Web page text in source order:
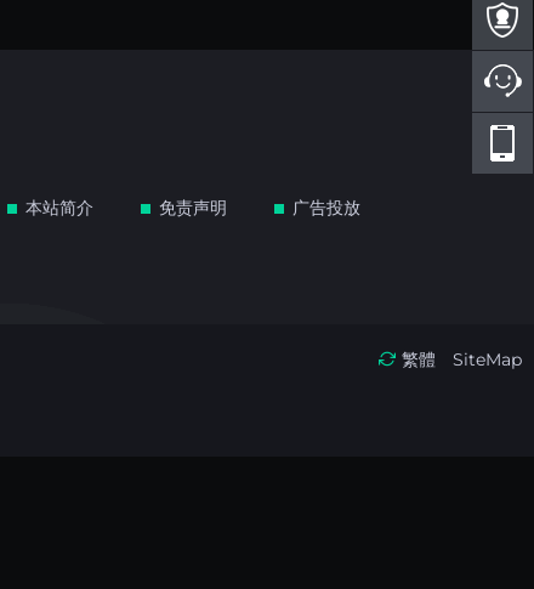
本站简介 免责声明
广告投放
繁體 SiteMap